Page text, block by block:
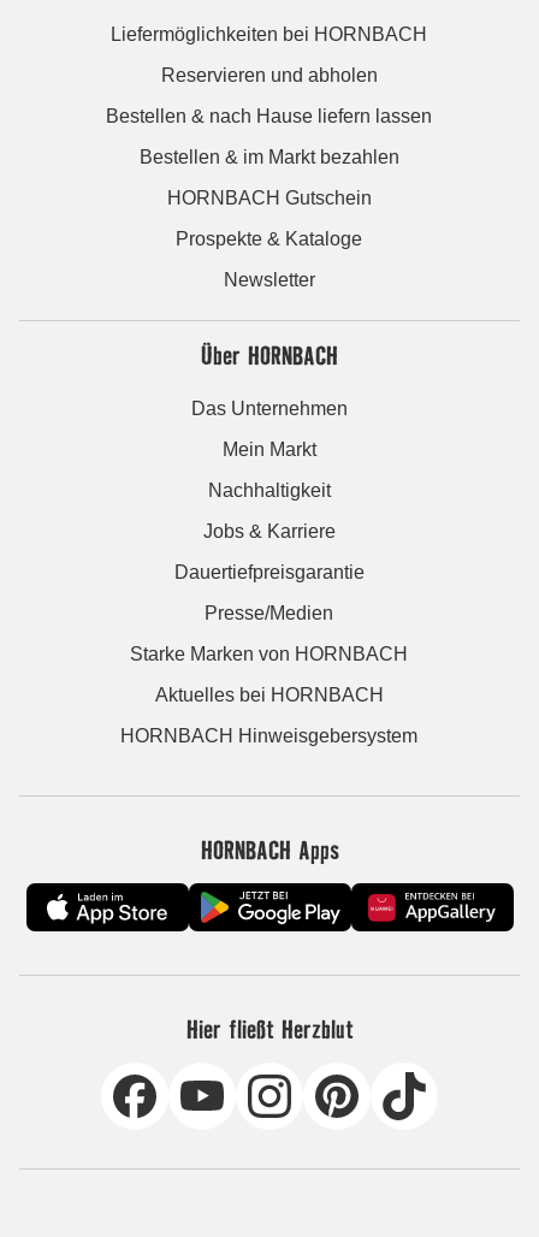
Liefermöglichkeiten bei HORNBACH
Reservieren und abholen
Bestellen & nach Hause liefern lassen
Bestellen & im Markt bezahlen
HORNBACH Gutschein
Prospekte & Kataloge
Newsletter
Über HORNBACH
Das Unternehmen
Mein Markt
Nachhaltigkeit
Jobs & Karriere
Dauertiefpreisgarantie
Presse/Medien
Starke Marken von HORNBACH
Aktuelles bei HORNBACH
HORNBACH Hinweisgebersystem
HORNBACH Apps
Hier fließt Herzblut